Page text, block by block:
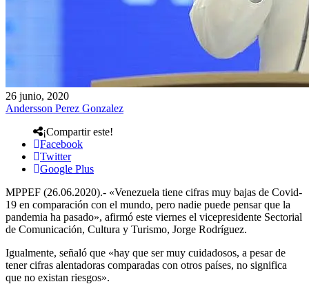
26 junio, 2020
Andersson Perez Gonzalez
¡Compartir este!
Facebook
Twitter
Google Plus
MPPEF (26.06.2020).- «Venezuela tiene cifras muy bajas de Covid-
19 en comparación con el mundo, pero nadie puede pensar que la
pandemia ha pasado», afirmó este viernes el vicepresidente Sectorial
de Comunicación, Cultura y Turismo, Jorge Rodríguez.
Igualmente, señaló que «hay que ser muy cuidadosos, a pesar de
tener cifras alentadoras comparadas con otros países, no significa
que no existan riesgos».